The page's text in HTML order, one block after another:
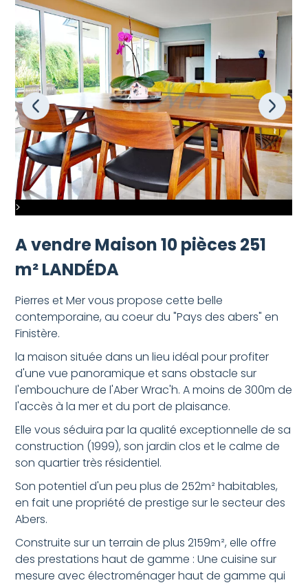
>
>
A vendre Maison 10 pièces 251
m² LANDÉDA
Pierres et Mer vous propose cette belle
contemporaine, au coeur du "Pays des abers" en
Finistère.
la maison située dans un lieu idéal pour profiter
d'une vue panoramique et sans obstacle sur
l'embouchure de l'Aber Wrac'h. A moins de 300m de
l'accès à la mer et du port de plaisance.
Elle vous séduira par la qualité exceptionnelle de sa
construction (1999), son jardin clos et le calme de
son quartier très résidentiel.
Son potentiel d'un peu plus de 252m² habitables,
en fait une propriété de prestige sur le secteur des
Abers.
Construite sur un terrain de plus 2159m², elle offre
des prestations haut de gamme : Une cuisine sur
mesure avec électroménager haut de gamme qui